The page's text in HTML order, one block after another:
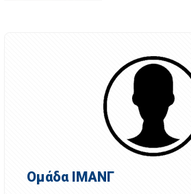
Ομάδα ΙΜΑΝΓ